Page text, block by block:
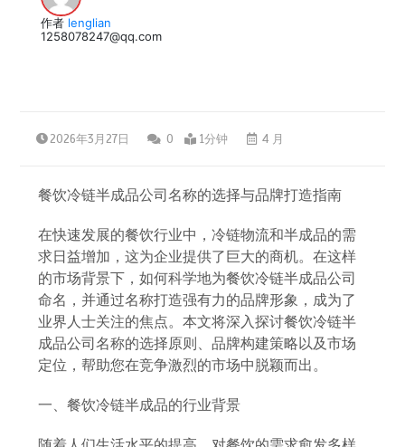
作者 lenglian
1258078247@qq.com
2026年3月27日 0 1分钟 4 月
餐饮冷链半成品公司名称的选择与品牌打造指南
在快速发展的餐饮行业中，冷链物流和半成品的需
求日益增加，这为企业提供了巨大的商机。在这样
的市场背景下，如何科学地为餐饮冷链半成品公司
命名，并通过名称打造强有力的品牌形象，成为了
业界人士关注的焦点。本文将深入探讨餐饮冷链半
成品公司名称的选择原则、品牌构建策略以及市场
定位，帮助您在竞争激烈的市场中脱颖而出。
一、餐饮冷链半成品的行业背景